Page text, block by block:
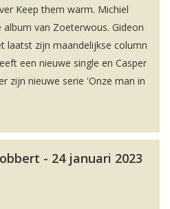
Keep them warm. Michiel
van Zoeterwous. Gideon
laatst zijn maandelijkse column
een nieuwe single en Casper
zijn nieuwe serie 'Onze man in
- 24 januari 2023